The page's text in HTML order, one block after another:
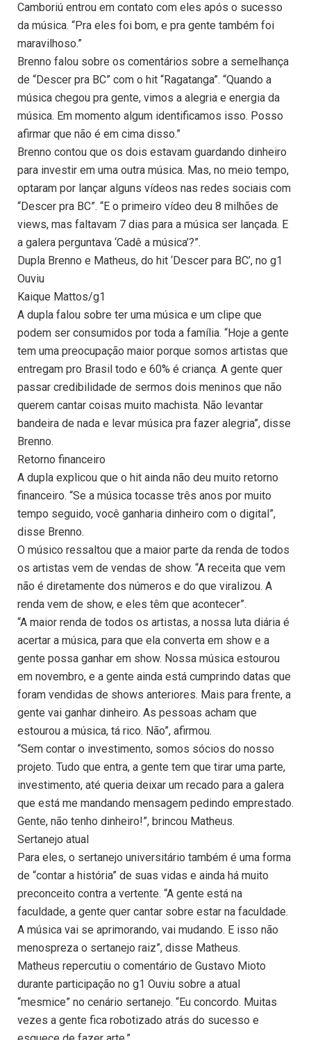
Camboriú entrou em contato com eles após o sucesso
da música. “Pra eles foi bom, e pra gente também foi
maravilhoso.”
Brenno falou sobre os comentários sobre a semelhança
de “Descer pra BC” com o hit “Ragatanga”. “Quando a
música chegou pra gente, vimos a alegria e energia da
música. Em momento algum identificamos isso. Posso
afirmar que não é em cima disso.”
Brenno contou que os dois estavam guardando dinheiro
para investir em uma outra música. Mas, no meio tempo,
optaram por lançar alguns vídeos nas redes sociais com
“Descer pra BC”. “E o primeiro vídeo deu 8 milhões de
views, mas faltavam 7 dias para a música ser lançada. E
a galera perguntava ‘Cadê a música’?”.
Dupla Brenno e Matheus, do hit ‘Descer para BC’, no g1
Ouviu
Kaique Mattos/g1
A dupla falou sobre ter uma música e um clipe que
podem ser consumidos por toda a família. “Hoje a gente
tem uma preocupação maior porque somos artistas que
entregam pro Brasil todo e 60% é criança. A gente quer
passar credibilidade de sermos dois meninos que não
querem cantar coisas muito machista. Não levantar
bandeira de nada e levar música pra fazer alegria”, disse
Brenno.
Retorno financeiro
A dupla explicou que o hit ainda não deu muito retorno
financeiro. “Se a música tocasse três anos por muito
tempo seguido, você ganharia dinheiro com o digital”,
disse Brenno.
O músico ressaltou que a maior parte da renda de todos
os artistas vem de vendas de show. “A receita que vem
não é diretamente dos números e do que viralizou. A
renda vem de show, e eles têm que acontecer”.
“A maior renda de todos os artistas, a nossa luta diária é
acertar a música, para que ela converta em show e a
gente possa ganhar em show. Nossa música estourou
em novembro, e a gente ainda está cumprindo datas que
foram vendidas de shows anteriores. Mais para frente, a
gente vai ganhar dinheiro. As pessoas acham que
estourou a música, tá rico. Não”, afirmou.
“Sem contar o investimento, somos sócios do nosso
projeto. Tudo que entra, a gente tem que tirar uma parte,
investimento, até queria deixar um recado para a galera
que está me mandando mensagem pedindo emprestado.
Gente, não tenho dinheiro!”, brincou Matheus.
Sertanejo atual
Para eles, o sertanejo universitário também é uma forma
de “contar a história” de suas vidas e ainda há muito
preconceito contra a vertente. “A gente está na
faculdade, a gente quer cantar sobre estar na faculdade.
A música vai se aprimorando, vai mudando. E isso não
menospreza o sertanejo raiz”, disse Matheus.
Matheus repercutiu o comentário de Gustavo Mioto
durante participação no g1 Ouviu sobre a atual
“mesmice” no cenário sertanejo. “Eu concordo. Muitas
vezes a gente fica robotizado atrás do sucesso e